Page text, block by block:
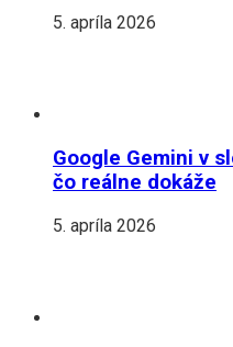
5. apríla 2026
Google Gemini v
čo reálne dokáže
5. apríla 2026